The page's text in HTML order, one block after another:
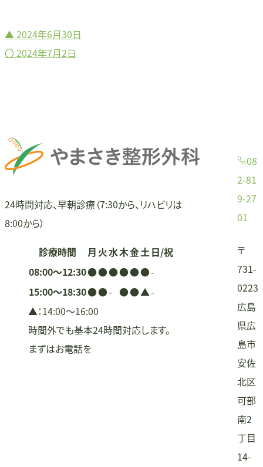
投
ゲ
ー
シ
▲ 2024年6月30日
〇 2024年7月2日
24時間対応、早朝診療（7:30から、リハビリは
8:00から）
診療時間 月 火水木金土日/祝
08:00〜12:30●●●●●●-
15:00〜18:30●●- ●●▲-
▲：14:00〜16:00
時間外でも基本24時間対応します。
まずはお電話を
08
2-81
9-27
01
〒
731-
0223
広島
県広
島市
安佐
北区
可部
南2
丁目
14-